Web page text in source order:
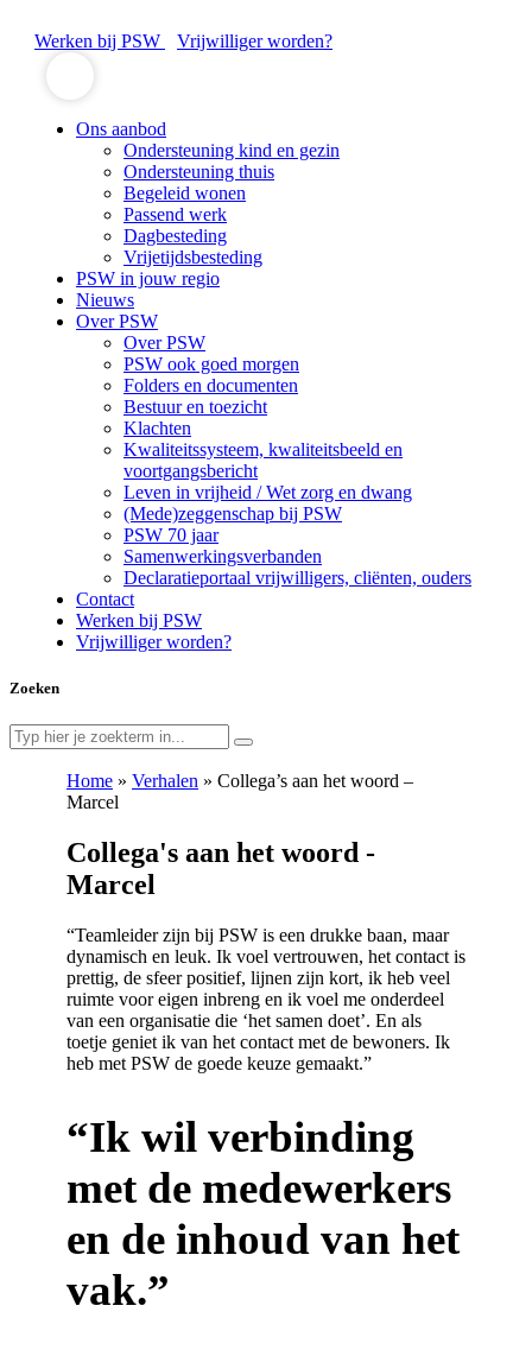
Werken bij PSW Vrijwilliger worden?
Ons aanbod
Ondersteuning kind en gezin
Ondersteuning thuis
Begeleid wonen
Passend werk
Dagbesteding
Vrijetijdsbesteding
PSW in jouw regio
Nieuws
Over PSW
Over PSW
PSW ook goed morgen
Folders en documenten
Bestuur en toezicht
Klachten
Kwaliteitssysteem, kwaliteitsbeeld en
voortgangsbericht
Leven in vrijheid / Wet zorg en dwang
(Mede)zeggenschap bij PSW
PSW 70 jaar
Samenwerkingsverbanden
Declaratieportaal vrijwilligers, cliënten, ouders
Contact
Werken bij PSW
Vrijwilliger worden?
Zoeken
Home » Verhalen » Collega’s aan het woord –
Marcel
Collega's aan het woord -
Marcel
“Teamleider zijn bij PSW is een drukke baan, maar
dynamisch en leuk. Ik voel vertrouwen, het contact is
prettig, de sfeer positief, lijnen zijn kort, ik heb veel
ruimte voor eigen inbreng en ik voel me onderdeel
van een organisatie die ‘het samen doet’. En als
toetje geniet ik van het contact met de bewoners. Ik
heb met PSW de goede keuze gemaakt.”
“Ik wil verbinding
met de medewerkers
en de inhoud van het
vak.”